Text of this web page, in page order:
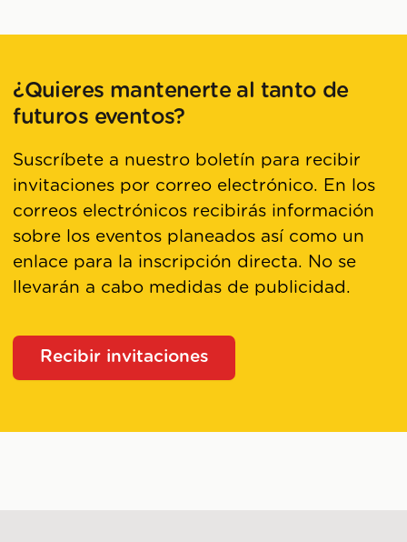
¿Quieres mantenerte al tanto de
futuros eventos?
Suscríbete a nuestro boletín para recibir
invitaciones por correo electrónico. En los
correos electrónicos recibirás información
sobre los eventos planeados así como un
enlace para la inscripción directa. No se
llevarán a cabo medidas de publicidad.
Recibir invitaciones